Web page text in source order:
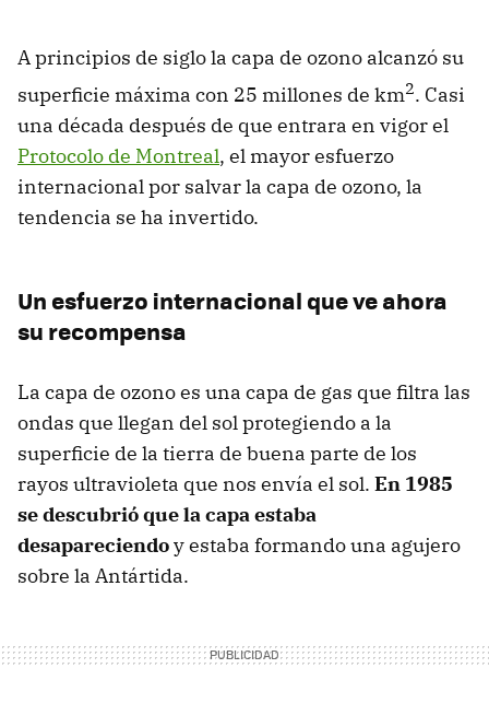
A principios de siglo la capa de ozono alcanzó su
superficie máxima con 25 millones de km2. Casi
una década después de que entrara en vigor el
Protocolo de Montreal, el mayor esfuerzo
internacional por salvar la capa de ozono, la
tendencia se ha invertido.
Un esfuerzo internacional que ve ahora
su recompensa
La capa de ozono es una capa de gas que filtra las
ondas que llegan del sol protegiendo a la
superficie de la tierra de buena parte de los
rayos ultravioleta que nos envía el sol. En 1985
se descubrió que la capa estaba
desapareciendoy estaba formando una agujero
sobre la Antártida.